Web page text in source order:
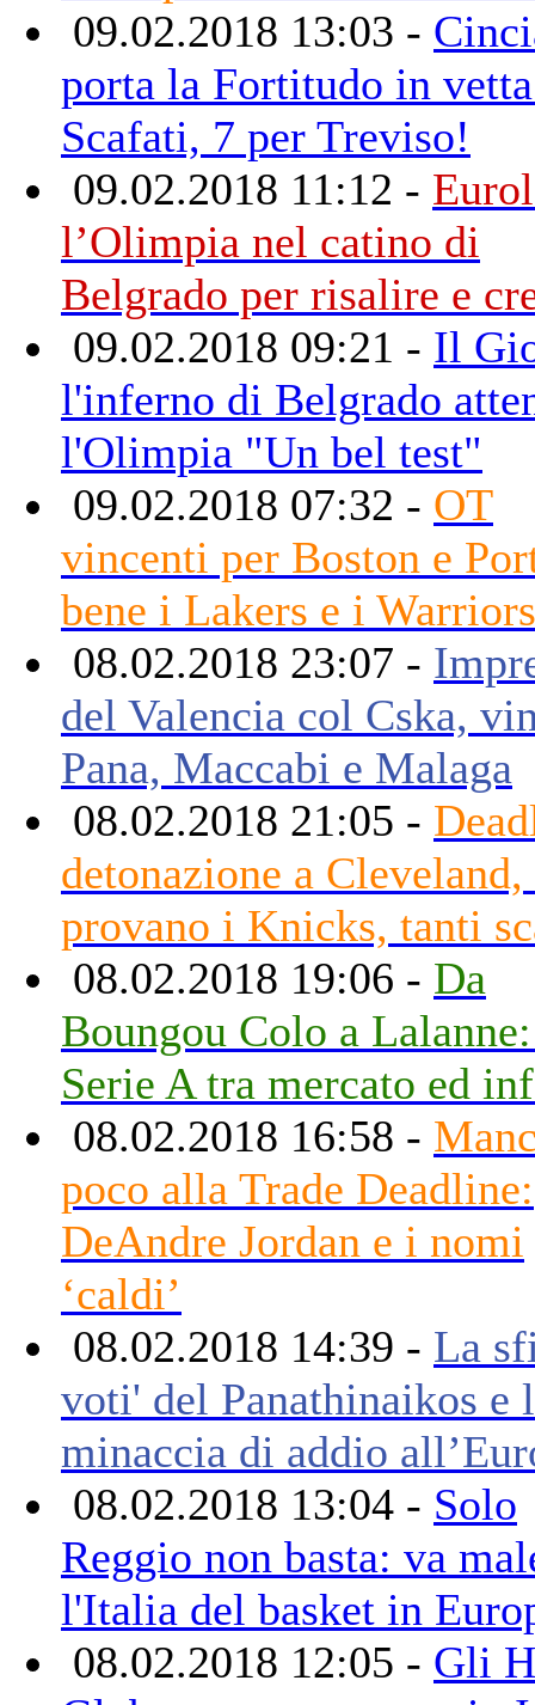
09.02.2018 13:03 -
porta la Fortitudo in
Scafati, 7 per Treviso!
09.02.2018 11:12 -
l’Olimpia nel catino di
Belgrado per risalire e
09.02.2018 09:21 - Il
l'inferno di Belgrado
l'Olimpia "Un bel test"
09.02.2018 07:32 - OT
vincenti per Boston e
bene i Lakers e i Warriors
08.02.2018 23:07 -
del Valencia col Cska,
Pana, Maccabi e Malaga
08.02.2018 21:05 -
detonazione a
provano i Knicks, tanti
08.02.2018 19:06 - Da
Boungou Colo a
Serie A tra mercato ed
08.02.2018 16:58 -
poco alla Trade Deadline:
DeAndre Jordan e i nomi
‘caldi’
08.02.2018 14:39 - La
voti' del Panathinaikos e
minaccia di addio
08.02.2018 13:04 - Solo
Reggio non basta: va
l'Italia del basket in
08.02.2018 12:05 - Gli